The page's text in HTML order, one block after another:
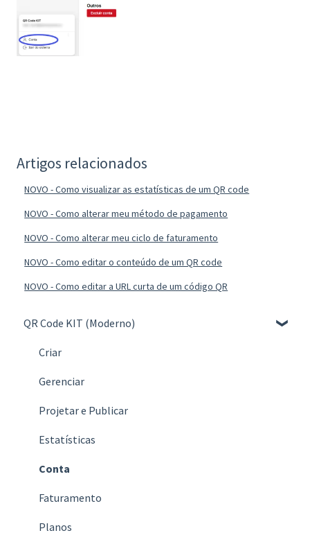
Artigos relacionados
NOVO - Como visualizar as estatísticas de um QR code
NOVO - Como alterar meu método de pagamento
NOVO - Como alterar meu ciclo de faturamento
NOVO - Como editar o conteúdo de um QR code
NOVO - Como editar a URL curta de um código QR
QR Code KIT (Moderno)
Criar
Gerenciar
Projetar e Publicar
Estatísticas
Conta
Faturamento
Planos